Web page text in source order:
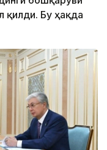
қилди. Бу ҳақда